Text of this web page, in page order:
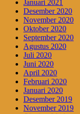
Januari 2021
Desember 2020
November 2020
Oktober 2020
September 2020
Agustus 2020
Juli 2020
Juni 2020
April 2020
Februari 2020
Januari 2020
Desember 2019
November 2019